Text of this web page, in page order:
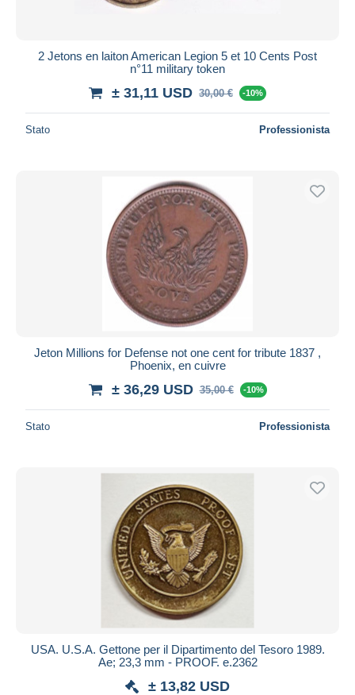
2 Jetons en laiton American Legion 5 et 10 Cents Post
n°11 military token
± 31,11 USD 30,00 € -10%
Stato Professionista
Jeton Millions for Defense not one cent for tribute 1837 ,
Phoenix, en cuivre
± 36,29 USD 35,00 € -10%
Stato Professionista
USA. U.S.A. Gettone per il Dipartimento del Tesoro 1989.
Ae; 23,3 mm - PROOF. e.2362
± 13,82 USD